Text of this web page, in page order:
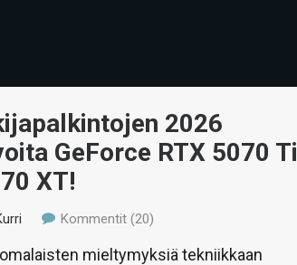
2026
GeForce RTX 5070 Ti
XT!
Kommentit (20)
mieltymyksiä tekniikkaan